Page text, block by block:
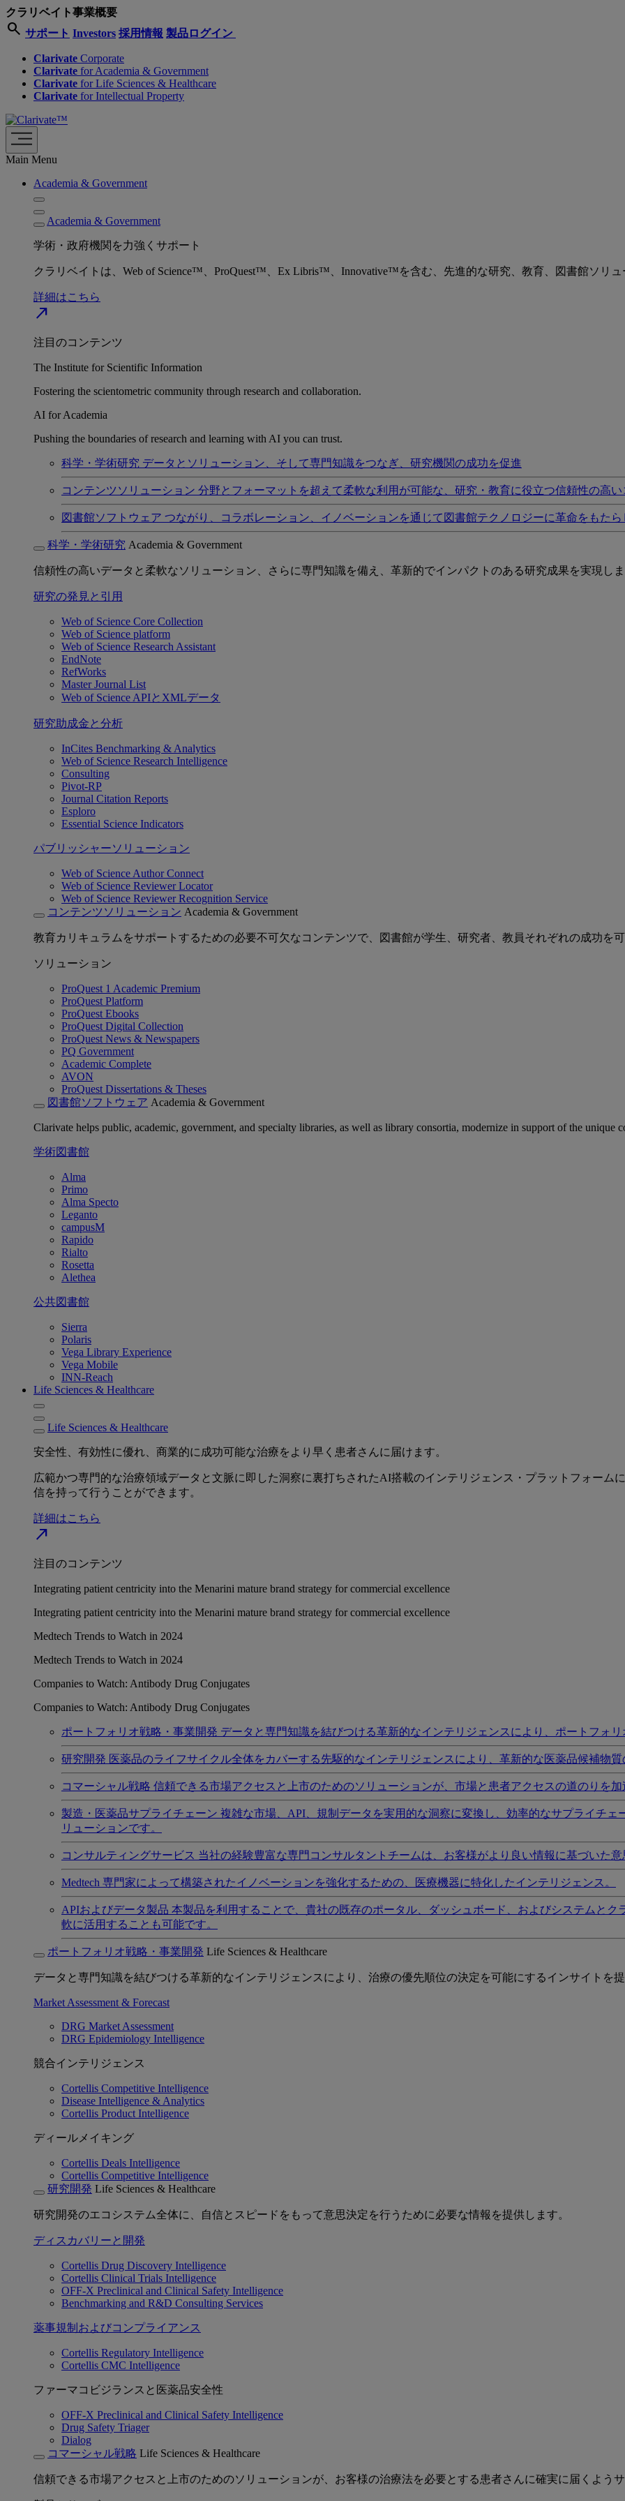
クラリベイト事業概要
search サポート Investors 採用情報 製品ログイン
Clarivate Corporate
Clarivate for Academia & Government
Clarivate for Life Sciences & Healthcare
Clarivate for Intellectual Property
Main Menu
Academia & Government
Academia & Government
学術・政府機関を力強くサポート
クラリベイトは、Web of Science™、ProQuest™、Ex Libris™、Innovative™を含む、先進的な研究、教育、図書館ソリュ
詳細はこちら
north_east
注目のコンテンツ
The Institute for Scientific Information
Fostering the scientometric community through research and collaboration.
AI for Academia
Pushing the boundaries of research and learning with AI you can trust.
科学・学術研究 データとソリューション、そして専門知識をつなぎ、研究機関の成功を促進
コンテンツソリューション 分野とフォーマットを超えて柔軟な利用が可能な、研究・教育に役立つ信頼性の高い
図書館ソフトウェア つながり、コラボレーション、イノベーションを通じて図書館テクノロジーに革命をもたら
科学・学術研究 Academia & Government
信頼性の高いデータと柔軟なソリューション、さらに専門知識を備え、革新的でインパクトのある研究成果を実現しま
研究の発見と引用
Web of Science Core Collection
Web of Science platform
Web of Science Research Assistant
EndNote
RefWorks
Master Journal List
Web of Science APIとXMLデータ
研究助成金と分析
InCites Benchmarking & Analytics
Web of Science Research Intelligence
Consulting
Pivot-RP
Journal Citation Reports
Esploro
Essential Science Indicators
パブリッシャーソリューション
Web of Science Author Connect
Web of Science Reviewer Locator
Web of Science Reviewer Recognition Service
コンテンツソリューション Academia & Government
教育カリキュラムをサポートするための必要不可欠なコンテンツで、図書館が学生、研究者、教員それぞれの成功を
ソリューション
ProQuest 1 Academic Premium
ProQuest Platform
ProQuest Ebooks
ProQuest Digital Collection
ProQuest News & Newspapers
PQ Government
Academic Complete
AVON
ProQuest Dissertations & Theses
図書館ソフトウェア Academia & Government
Clarivate helps public, academic, government, and specialty libraries, as well as library consortia, modernize in support of the unique
学術図書館
Alma
Primo
Alma Specto
Leganto
campusM
Rapido
Rialto
Rosetta
Alethea
公共図書館
Sierra
Polaris
Vega Library Experience
Vega Mobile
INN-Reach
Life Sciences & Healthcare
Life Sciences & Healthcare
安全性、有効性に優れ、商業的に成功可能な治療をより早く患者さんに届けます。
広範かつ専門的な治療領域データと文脈に即した洞察に裏打ちされたAI搭載のインテリジェンス・プラットフォーム
信を持って行うことができます。
詳細はこちら
north_east
注目のコンテンツ
Integrating patient centricity into the Menarini mature brand strategy for commercial excellence
Integrating patient centricity into the Menarini mature brand strategy for commercial excellence
Medtech Trends to Watch in 2024
Medtech Trends to Watch in 2024
Companies to Watch: Antibody Drug Conjugates
Companies to Watch: Antibody Drug Conjugates
ポートフォリオ戦略・事業開発 データと専門知識を結びつける革新的なインテリジェンスにより、ポートフォリ
研究開発 医薬品のライフサイクル全体をカバーする先駆的なインテリジェンスにより、革新的な医薬品候補物
コマーシャル戦略 信頼できる市場アクセスと上市のためのソリューションが、市場と患者アクセスの道のりを加
製造・医薬品サプライチェーン 複雑な市場、API、規制データを実用的な洞察に変換し、効率的なサプライチ
リューションです。
コンサルティングサービス 当社の経験豊富な専門コンサルタントチームは、お客様がより良い情報に基づいた意
Medtech 専門家によって構築されたイノベーションを強化するための、医療機器に特化したインテリジェンス。
APIおよびデータ製品 本製品を利用することで、貴社の既存のポータル、ダッシュボード、およびシステムと
軟に活用することも可能です。
ポートフォリオ戦略・事業開発 Life Sciences & Healthcare
データと専門知識を結びつける革新的なインテリジェンスにより、治療の優先順位の決定を可能にするインサイトを提
Market Assessment & Forecast
DRG Market Assessment
DRG Epidemiology Intelligence
競合インテリジェンス
Cortellis Competitive Intelligence
Disease Intelligence & Analytics
Cortellis Product Intelligence
ディールメイキング
Cortellis Deals Intelligence
Cortellis Competitive Intelligence
研究開発 Life Sciences & Healthcare
研究開発のエコシステム全体に、自信とスピードをもって意思決定を行うために必要な情報を提供します。
ディスカバリーと開発
Cortellis Drug Discovery Intelligence
Cortellis Clinical Trials Intelligence
OFF-X Preclinical and Clinical Safety Intelligence
Benchmarking and R&D Consulting Services
薬事規制およびコンプライアンス
Cortellis Regulatory Intelligence
Cortellis CMC Intelligence
ファーマコビジランスと医薬品安全性
OFF-X Preclinical and Clinical Safety Intelligence
Drug Safety Triager
Dialog
コマーシャル戦略 Life Sciences & Healthcare
信頼できる市場アクセスと上市のためのソリューションが、お客様の治療法を必要とする患者さんに確実に届くようサ